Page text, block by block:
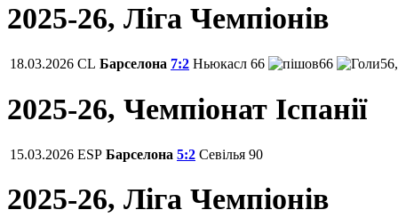
2025-26, Ліга Чемпіонів
18.03.2026 CL Барселона 7:2 Ньюкасл 66 66
2025-26, Чемпiонат Іспанії
15.03.2026 ESP Барселона 5:2 Севілья 90
2025-26, Ліга Чемпіонів